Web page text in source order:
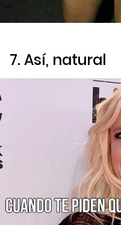
7. Así, natural